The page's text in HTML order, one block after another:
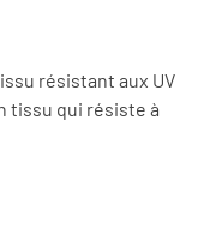
résistant aux UV
tissu qui résiste à